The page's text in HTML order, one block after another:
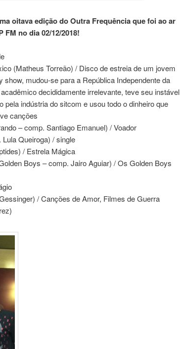
oitava edição do Outra Frequência que foi ao ar
no dia 02/12/2018!
(Matheus Torreão) / Disco de estreia de um jovem
show, mudou-se para a República Independente da
decididamente irrelevante, teve seu instável
pela indústria do sitcom e usou todo o dinheiro que
canções
– comp. Santiago Emanuel) / Voador
Queiroga) / single
/ Estrela Mágica
Boys – comp. Jairo Aguiar) / Os Golden Boys
/ Canções de Amor, Filmes de Guerra